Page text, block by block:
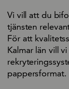
Vi vill att du
tjänsten
För att
Kalmar län vill
pappersformat.